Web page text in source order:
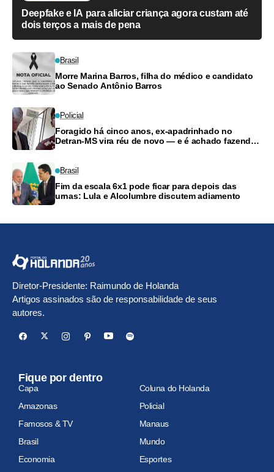
Deepfake e IA para aliciar criança agora custam até
dois terços a mais de pena
Brasil
Morre Marina Barros, filha do médico e candidato
ao Senado Antônio Barros
Policial
Foragido há cinco anos, ex-apadrinhado no
Detran-MS vira réu de novo — e é achado fazendo
Brasil
Fim da escala 6x1 pode ficar para depois das
urnas: Lula e Alcolumbre discutem adiamento
Diretor-Presidente: Raimundo de Holanda
Artigos assinados são de responsabilidade de seus
autores.
Fique por dentro
Capa
Coluna do Holanda
Amazonas
Policial
Famosos & TV
Manaus
Brasil
Mundo
Economia
Esportes